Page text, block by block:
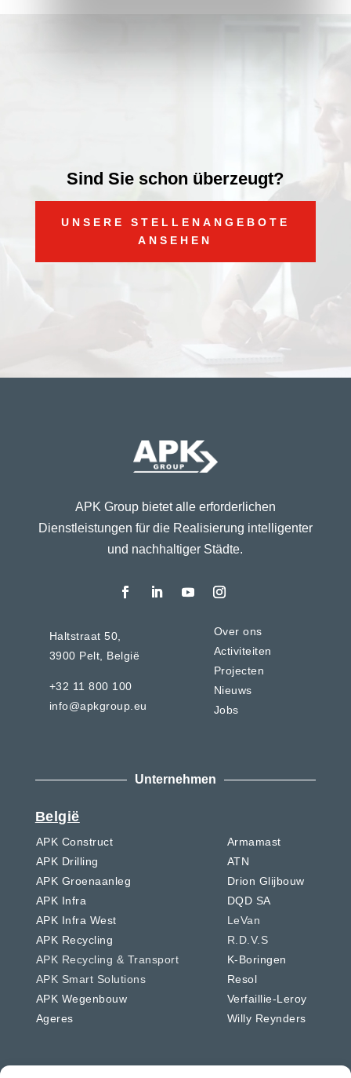
Sind Sie schon überzeugt?
UNSERE STELLENANGEBOTE
ANSEHEN
APK Group bietet alle erforderlichen
Dienstleistungen für die Realisierung intelligenter
und nachhaltiger Städte.
Haltstraat 50,
3900 Pelt, België
+32 11 800 100
info@apkgroup.eu
Over ons
Activiteiten
Projecten
Nieuws
Jobs
Unternehmen
België
APK Construct
APK Drilling
APK Groenaanleg
APK Infra
APK Infra West
APK Recycling
APK Recycling & Transport
APK Smart Solutions
APK Wegenbouw
Ageres
Armamast
ATN
Drion Glijbouw
DQD SA
LeVan
R.D.V.S
K-Boringen
Resol
Verfaillie-Leroy
Willy Reynders